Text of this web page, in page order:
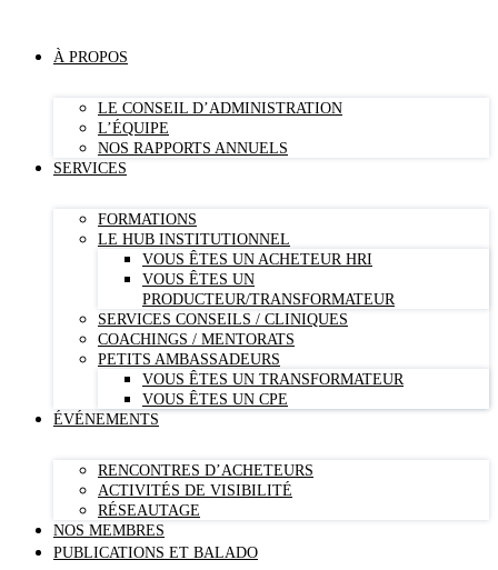
À PROPOS
LE CONSEIL D’ADMINISTRATION
L’ÉQUIPE
NOS RAPPORTS ANNUELS
SERVICES
FORMATIONS
LE HUB INSTITUTIONNEL
VOUS ÊTES UN ACHETEUR HRI
VOUS ÊTES UN
PRODUCTEUR/TRANSFORMATEUR
SERVICES CONSEILS / CLINIQUES
COACHINGS / MENTORATS
PETITS AMBASSADEURS
VOUS ÊTES UN TRANSFORMATEUR
VOUS ÊTES UN CPE
ÉVÉNEMENTS
RENCONTRES D’ACHETEURS
ACTIVITÉS DE VISIBILITÉ
RÉSEAUTAGE
NOS MEMBRES
PUBLICATIONS ET BALADO